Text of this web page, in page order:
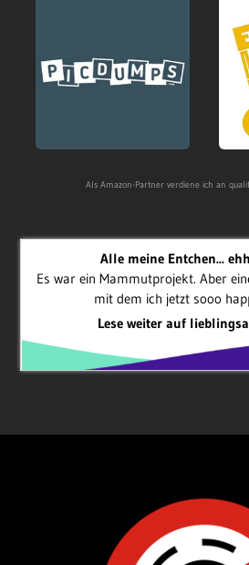
Als Amazon-Partner verdiene ich an
Alle meine Entchen...
Es war ein Mammutprojekt. Aber
mit dem ich jetzt sooo
Lese weiter auf